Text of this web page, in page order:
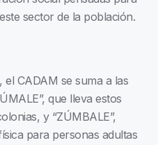
sector de la población.
CADAM se suma a las
que lleva estos
y “ZÚMBALE”,
para personas adultas